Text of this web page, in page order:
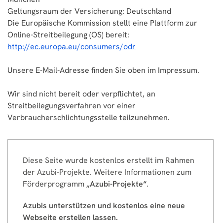
Geltungsraum der Versicherung: Deutschland
Die Europäische Kommission stellt eine Plattform zur
Online-Streitbeilegung (OS) bereit:
http://ec.europa.eu/consumers/odr
Unsere E-Mail-Adresse finden Sie oben im Impressum.
Wir sind nicht bereit oder verpflichtet, an
Streitbeilegungsverfahren vor einer
Verbraucherschlichtungsstelle teilzunehmen.
Diese Seite wurde kostenlos erstellt im Rahmen
der Azubi-Projekte. Weitere Informationen zum
Förderprogramm „Azubi-Projekte“.
Azubis unterstützen und kostenlos eine neue
Webseite erstellen lassen.